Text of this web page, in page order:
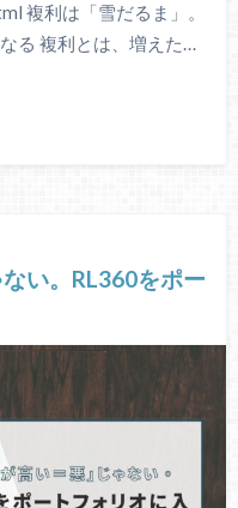
複利は「雪だるま」。
る 複利とは、増えた…
い。RL360をポー